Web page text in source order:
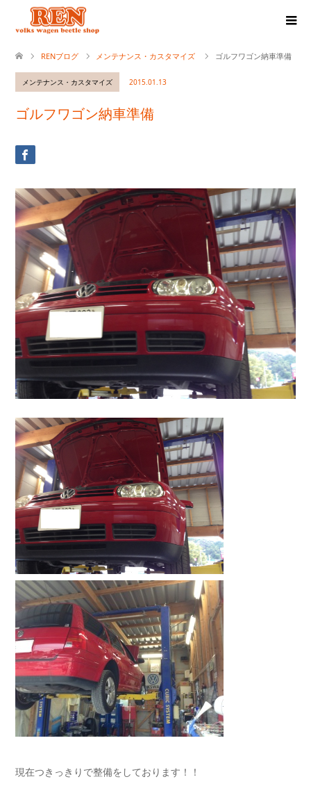
RENブログ メンテナンス・カスタマイズ ゴルフワゴン納車準備
メンテナンス・カスタマイズ 2015.01.13
ゴルフワゴン納車準備
現在つきっきりで整備をしております！！